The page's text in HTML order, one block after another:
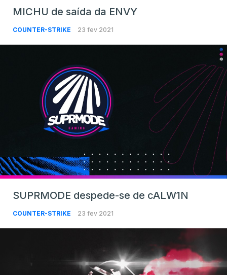
MICHU de saída da ENVY
COUNTER-STRIKE 23 fev 2021
SUPRMODE despede-se de cALW1N
COUNTER-STRIKE 23 fev 2021